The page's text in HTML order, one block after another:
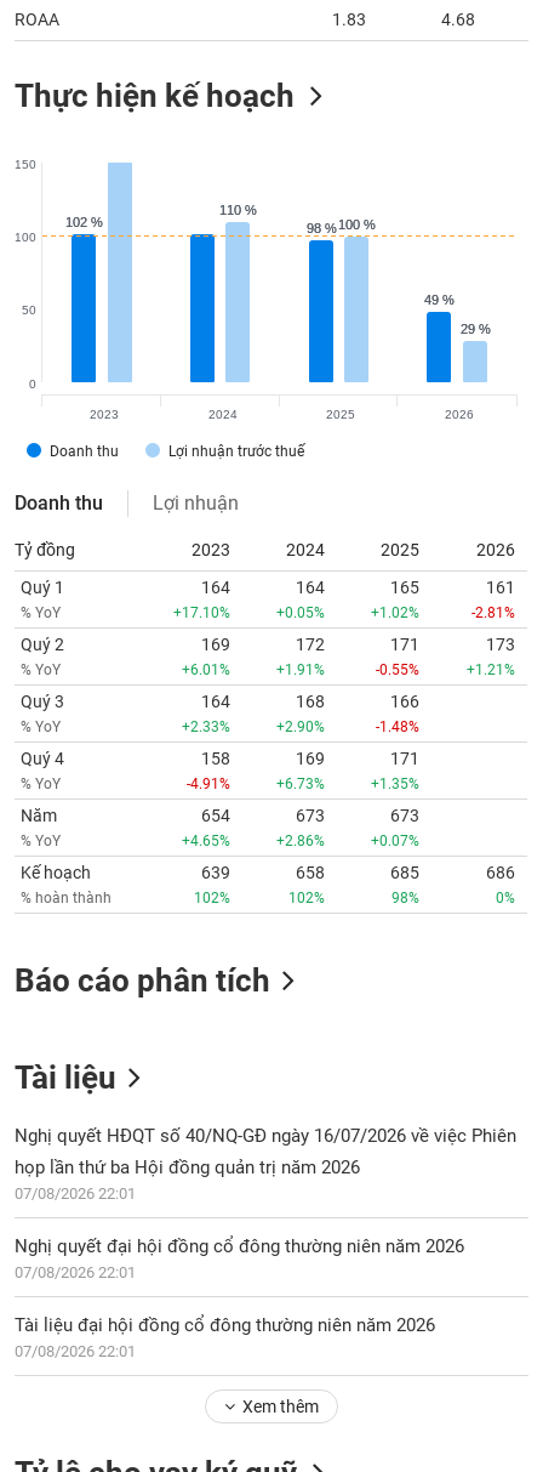
ROAA 1.83 4.68
Thực hiện kế hoạch
102 %
102 % 98 %
98 %
49 %
49 %
110 %
110 %
100 %
100 %
29 %
29 %
Doanh thu Lợi nhuận trước thuế
0
50
100
150
2023 2024 2025 2026
Doanh thu Lợi nhuận
Tỷ đồng 2023 2024 2025
2026
Quý 1
% YoY
164
+17.10%
164
+0.05%
165
+1.02%
161
-2.81%
Quý 2
% YoY
169
+6.01%
172
+1.91%
171
-0.55%
173
+1.21%
Quý 3
% YoY
164
+2.33%
168
+2.90%
166
-1.48%
Quý 4
% YoY
158
-4.91%
169
+6.73%
171
+1.35%
Năm
% YoY
654
+4.65%
673
+2.86%
673
+0.07%
Kế hoạch
% hoàn thành
639
102%
658
102%
685
98%
686
0%
Báo cáo phân tích
Tài liệu
Nghị quyết HĐQT số 40/NQ-GĐ ngày 16/07/2026 về việc Phiên
họp lần thứ ba Hội đồng quản trị năm 2026
07/08/2026 22:01
Nghị quyết đại hội đồng cổ đông thường niên năm 2026
07/08/2026 22:01
Tài liệu đại hội đồng cổ đông thường niên năm 2026
07/08/2026 22:01
Xem thêm